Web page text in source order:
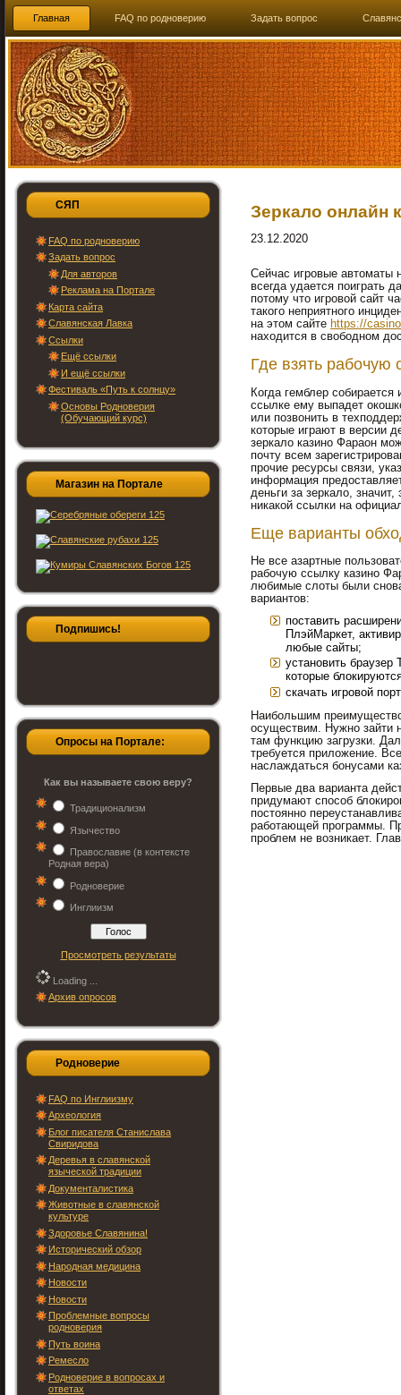
Главная FAQ по родноверию Задать вопрос
СЯП
FAQ по родноверию
Задать вопрос
Для авторов
Реклама на Портале
Карта сайта
Славянская Лавка
Ссылки
Ещё ссылки
И ещё ссылки
Фестиваль «Путь к солнцу»
Основы Родноверия
(Обучающий курс)
Магазин на Портале
Подпишись!
Опросы на Портале:
Как вы называете свою веру?
Традиционализм
Язычество
Православие (в контексте
Родная вера)
Родноверие
Инглиизм
Просмотреть результаты
Loading ...
Архив опросов
Родноверие
FAQ по Инглиизму
Археология
Блог писателя Станислава
Свиридова
Деревья в славянской
языческой традиции
Документалистика
Животные в славянской
культуре
Здоровье Славянина!
Исторический обзор
Народная медицина
Новости
Новости
Проблемные вопросы
родноверия
Путь воина
Ремесло
Родноверие в вопросах и
ответах
Зеркало онлайн
23.12.2020
Сейчас игровые автоматы
всегда удается поиграть
потому что игровой сайт
такого неприятного
на этом сайте https://
находится в свободном
Где взять рабочую
Когда гемблер собирается
ссылке ему выпадет
или позвонить в
которые играют в версии
зеркало казино Фараон
почту всем
прочие ресурсы связи,
информация
деньги за зеркало,
никакой ссылки на
Еще варианты
Не все азартные
рабочую ссылку казино
любимые слоты были
вариантов:
поставить
ПлэйМаркет,
любые сайты;
установить браузер
которые
скачать игровой
Наибольшим
осуществим. Нужно зайти
там функцию загрузки.
требуется приложение.
наслаждаться бонусами
Первые два варианта
придумают способ
постоянно
работающей программы.
проблем не возникает.